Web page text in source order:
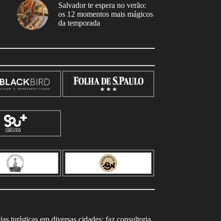
Salvador te espera no verão:
os 12 momentos mais mágicos
da temporada
turísticas em diversas cidades; faz consultoria